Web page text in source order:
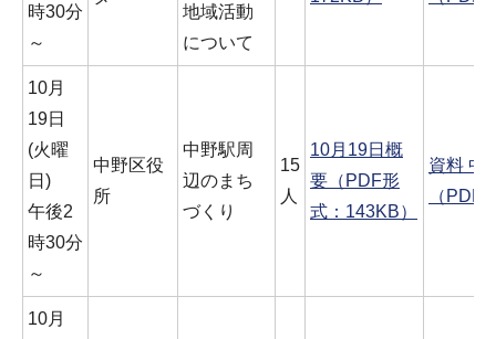
時30分
～
地域活動
について
10月
19日
(火曜
日)
午後2
時30分
～
中野区役
所
中野駅周
辺のまち
づくり
15
人
10月19日概
要（PDF形
式：143KB）
資料 中
（PDF
10月